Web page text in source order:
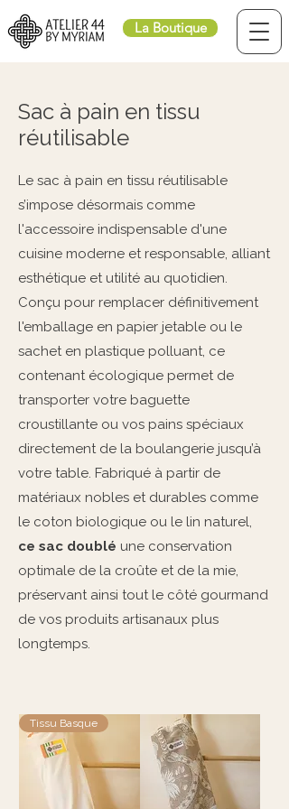
La Boutique
Sac à pain en tissu
réutilisable
Le sac à pain en tissu réutilisable
s’impose désormais comme
l'accessoire indispensable d'une
cuisine moderne et responsable, alliant
esthétique et utilité au quotidien.
Conçu pour remplacer définitivement
l'emballage en papier jetable ou le
sachet en plastique polluant, ce
contenant écologique permet de
transporter votre baguette
croustillante ou vos pains spéciaux
directement de la boulangerie jusqu’à
votre table. Fabriqué à partir de
matériaux nobles et durables comme
le coton biologique ou le lin naturel,
ce sac doublé une conservation
optimale de la croûte et de la mie,
préservant ainsi tout le côté gourmand
de vos produits artisanaux plus
longtemps.
Tissu Basque